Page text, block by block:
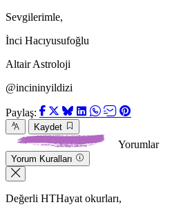
Sevgilerimle,
İnci Hacıyusufoğlu
Altair Astroloji
@incininyildizi
Paylaş:
Kaydet
Yorumlar
Yorum Kuralları
Değerli HTHayat okurları,